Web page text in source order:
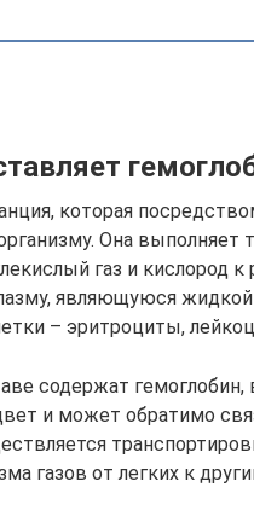
которая
Она выполняет
газ и кислород
являющуюся
– эритроциты,
содержат гемоглобин,
и может обратимо
газов от легких к